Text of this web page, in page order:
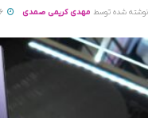
نوشته شده توسط مهدی کریمی صمدی